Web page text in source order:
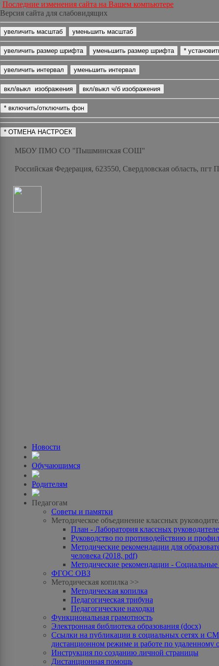
Последние изменения сайта на Вашем компьютере
Версия сайта для слабовидящих
МБОУ ПМО СО "Пышминская СОШ"
Российская Федерация, 623550, Свердловская область,
Новости
Обучающимся
Родителям
Педагогам
Советы и памятки
Методическое объединение классных
План - Лаборатория классных
Руководство по противодействию и
Методические рекомендации для
человека (2018, pdf)
Методические рекомендации -
ФГОС ОВЗ
Методическая копилка >>
Методическая копилка
Педагогическая трибуна
Педагогические находки
Функциональная грамотность
Электронная библиотека образования (docx)
Ссылки на публикации в социальных сетях и
дистанционном режиме и работе по удаленному
Инструкция по созданию личной страницы
Дистанционная помощь